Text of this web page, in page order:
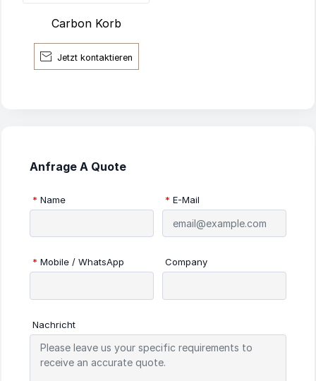
Carbon Korb
 Jetzt kontaktieren
Anfrage A Quote
* Name * E-Mail
* Mobile / WhatsApp Company
Nachricht